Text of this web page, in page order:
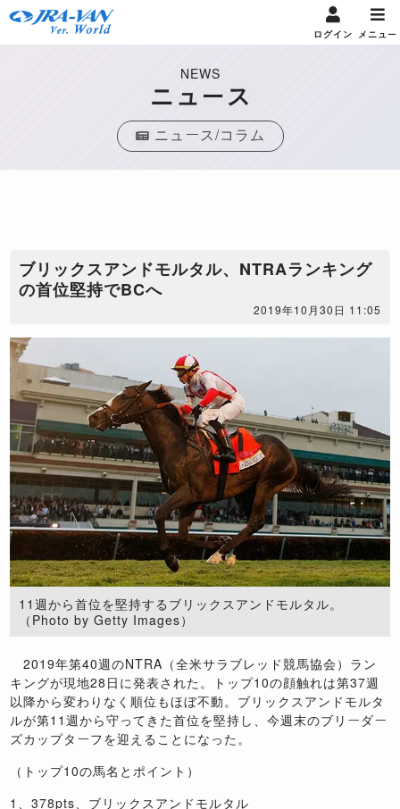
ログイン メニュー
NEWS
ニュース
ニュース/コラム
ブリックスアンドモルタル、NTRAランキング
の首位堅持でBCへ
2019年10月30日 11:05
11週から首位を堅持するブリックスアンドモルタル。
（Photo by Getty Images）
2019年第40週のNTRA（全米サラブレッド競馬協会）ラン
キングが現地28日に発表された。トップ10の顔触れは第37週
以降から変わりなく順位もほぼ不動。ブリックスアンドモルタ
ルが第11週から守ってきた首位を堅持し、今週末のブリーダー
ズカップターフを迎えることになった。
（トップ10の馬名とポイント）
1、378pts、ブリックスアンドモルタル